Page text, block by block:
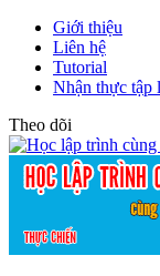
Giới thiệu
Liên hệ
Tutorial
Nhận thực tập
Theo dõi